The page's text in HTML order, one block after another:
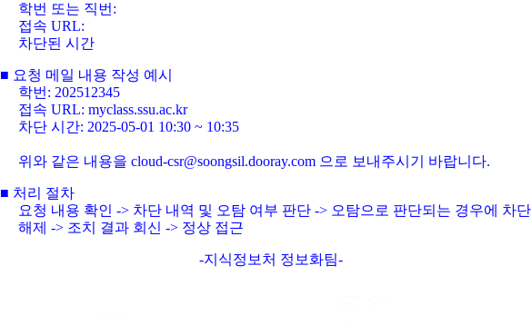
학번 또는 직번:
접속 URL:
차단된 시간
■ 요청 메일 내용 작성 예시
학번: 202512345
접속 URL: myclass.ssu.ac.kr
차단 시간: 2025-05-01 10:30 ~ 10:35
위와 같은 내용을 cloud-csr@soongsil.dooray.com 으로 보내주시기 바랍니다.
■ 처리 절차
요청 내용 확인 -> 차단 내역 및 오탐 여부 판단 -> 오탐으로 판단되는 경우에 차단
해제 -> 조치 결과 회신 -> 정상 접근
-지식정보처 정보화팀-